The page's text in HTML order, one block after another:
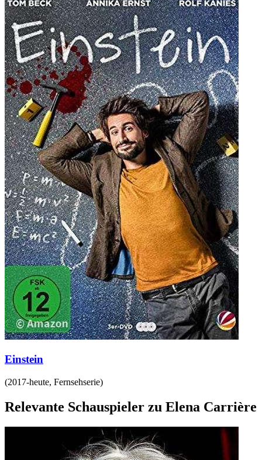
Einstein
(2017-heute, Fernsehserie)
Relevante Schauspieler zu Elena Carrière